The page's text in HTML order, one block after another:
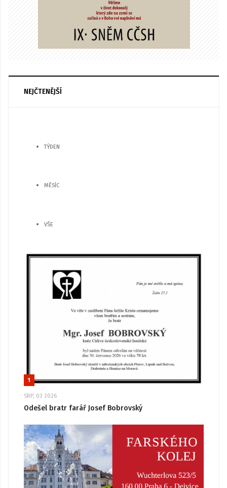
NEJČTENĚJŠÍ
TÝDEN
MĚSÍC
VŠE
1
SRP, 03 2026
Odešel bratr farář Josef Bobrovský